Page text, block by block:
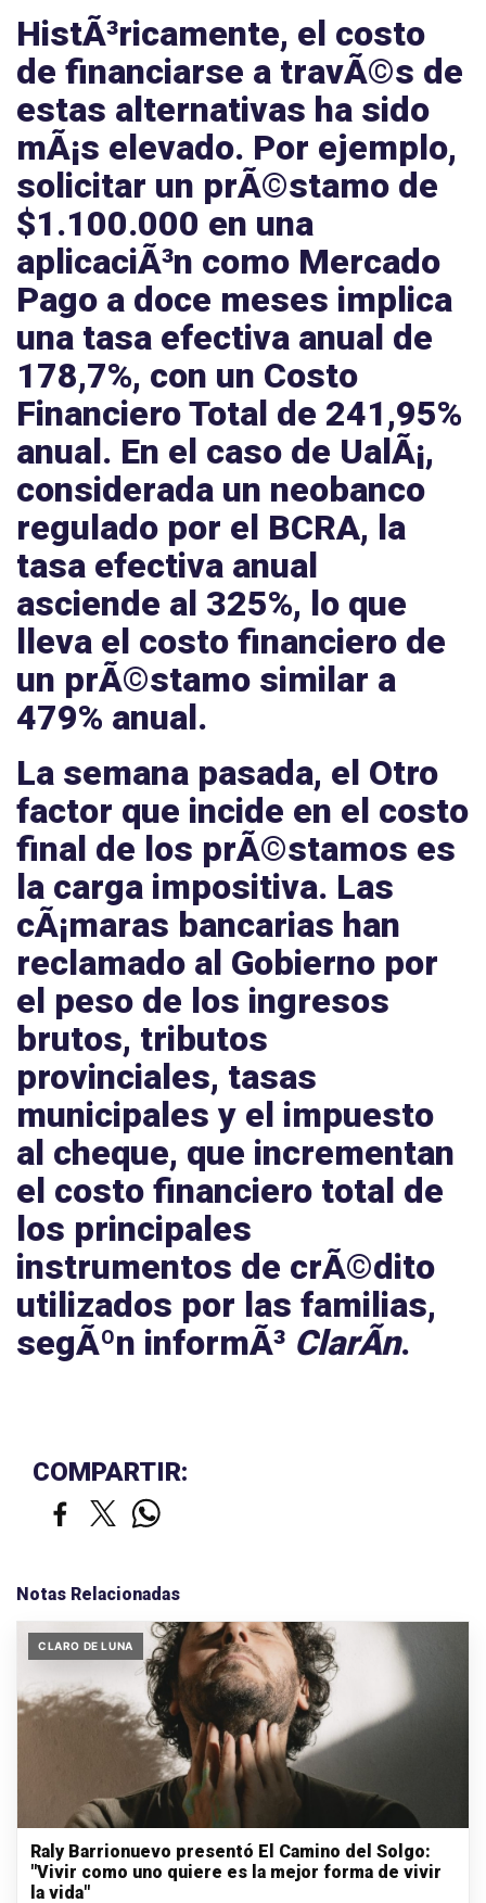
HistÃ³ricamente, el costo
de financiarse a travÃ©s de
estas alternativas ha sido
mÃ¡s elevado. Por ejemplo,
solicitar un prÃ©stamo de
$1.100.000 en una
aplicaciÃ³n como Mercado
Pago a doce meses implica
una tasa efectiva anual de
178,7%, con un Costo
Financiero Total de 241,95%
anual. En el caso de UalÃ¡,
considerada un neobanco
regulado por el BCRA, la
tasa efectiva anual
asciende al 325%, lo que
lleva el costo financiero de
un prÃ©stamo similar a
479% anual.
La semana pasada, el Otro
factor que incide en el costo
final de los prÃ©stamos es
la carga impositiva. Las
cÃ¡maras bancarias han
reclamado al Gobierno por
el peso de los ingresos
brutos, tributos
provinciales, tasas
municipales y el impuesto
al cheque, que incrementan
el costo financiero total de
los principales
instrumentos de crÃ©dito
utilizados por las familias,
segÃºn informÃ³ ClarÃ­n.
COMPARTIR:
Notas Relacionadas
CLARO DE LUNA
Raly Barrionuevo presentó El Camino del Solgo:
"Vivir como uno quiere es la mejor forma de vivir
la vida"